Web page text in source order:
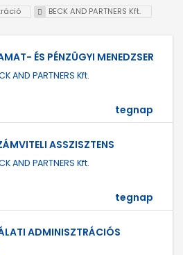
BECK AND PARTNERS Kft.
ÉS PÉNZÜGYI MENEDZSER
AND PARTNERS Kft.
tegnap
ASSZISZTENS
AND PARTNERS Kft.
tegnap
ADMINISZTRÁCIÓS